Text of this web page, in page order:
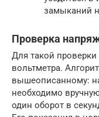
замыканий
Проверка
Для такой проверки
вольтметра.
вышеописанному:
необходимо
один оборот в